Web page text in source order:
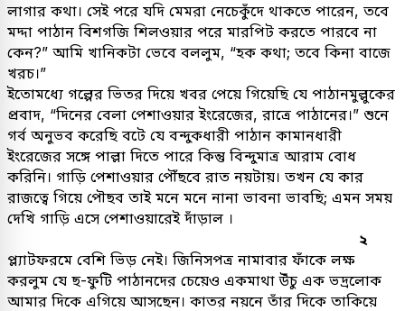
লাগার কথা। সেই পরে যদি মেমরা নেচেকুঁদে থাকতে পারেন, তবে
মদ্দা পাঠান বিশগজি শিলওয়ার পরে মারপিট করতে পারবে না
কেন?” আমি খানিকটা ভেবে বললুম, “হক কথা; তবে কিনা বাজে
খরচ।”
ইতোমধ্যে গল্পের ভিতর দিয়ে খবর পেয়ে গিয়েছি যে পাঠানমুল্লুকের
প্রবাদ, “দিনের বেলা পেশাওয়ার ইংরেজের, রাত্রে পাঠানের।” শুনে
গর্ব অনুভব করেছি বটে যে বন্দুকধারী পাঠান কামানধারী
ইংরেজের সঙ্গে পাল্লা দিতে পারে কিন্তু বিন্দুমাত্র আরাম বোধ
করিনি। গাড়ি পেশাওয়ার পৌঁছবে রাত নয়টায়। তখন যে কার
রাজত্বে গিয়ে পৌছব তাই মনে মনে নানা ভাবনা ভাবছি; এমন সময়
দেখি গাড়ি এসে পেশাওয়ারেই দাঁড়াল ।
২
প্ল্যাটফরমে বেশি ভিড় নেই। জিনিসপত্র নামাবার ফাঁকে লক্ষ
করলুম যে ছ-ফুটি পাঠানদের চেয়েও একমাথা উঁচু এক ভদ্রলোক
আমার দিকে এগিয়ে আসছেন। কাতর নয়নে তাঁর দিকে তাকিয়ে